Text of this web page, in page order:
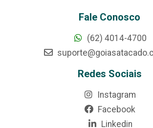
Fale Conosco
(62) 4014-4700
Redes Sociais
Instagram
Facebook
Linkedin